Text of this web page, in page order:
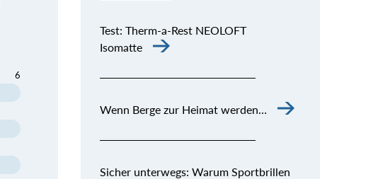
6
Test: Therm-a-Rest NEOLOFT
Isomatte
Wenn Berge zur Heimat werden…
Sicher unterwegs: Warum Sportbrillen